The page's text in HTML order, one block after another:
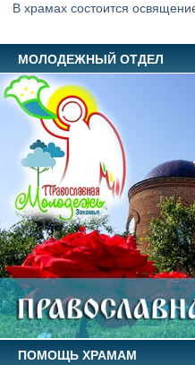
В храмах состоится
МОЛОДЕЖНЫЙ ОТДЕЛ
ПОМОЩЬ ХРАМАМ